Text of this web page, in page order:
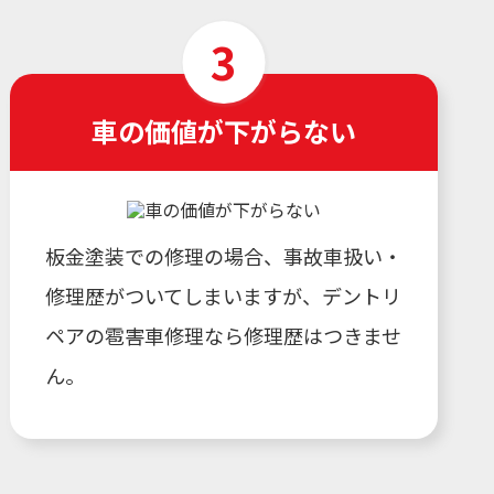
車の価値が下がらない
板金塗装での修理の場合、事故車扱い・
修理歴がついてしまいますが、デントリ
ペアの雹害車修理なら修理歴はつきませ
ん。